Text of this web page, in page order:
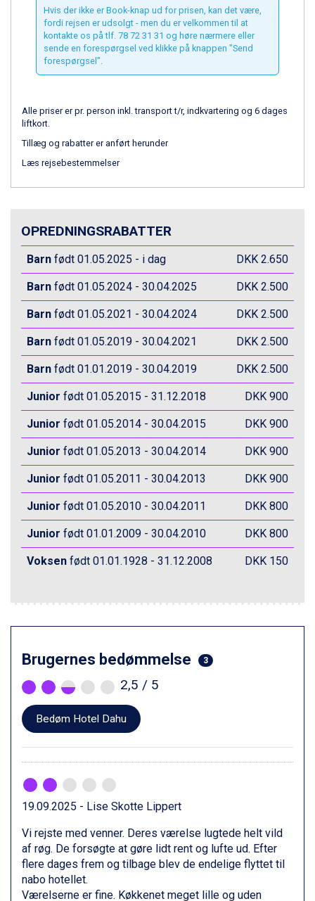
Wagrain fra DKK 4.645
Ischgl fra DKK 7.095
St. Anton fra DKK 7.245
Zell am See fra DKK 4.095
Livigno fra DKK 4.145
Bad Gastein fra DKK 4.195
Alleghe fra DKK 5.595
Sauze dOulx fra DKK 4.045
Arabba fra DKK 7.045
Cervinia fra DKK 5.295
Saalbach fra DKK 5.945
Sölden fra DKK 8.445
Bad Hofgastein fra DKK 5.495
Champoluc fra DKK 3.795
Sestriere fra DKK 4.395
Fieberbrunn fra DKK 6.145
Wagrain fra DKK 4.645
Ischgl fra DKK 7.095
St. Anton fra DKK 7.245
Zell am See fra DKK 4.095
Livigno fra DKK 4.145
Canazei fra DKK 4.745
Ponte di Legno fra DKK 4.745
Bad Gastein fra DKK 4.195
Alleghe fra DKK 5.595
Sauze dOulx fra DKK 4.045
Arabba fra DKK 7.045
La Thuile fra DKK 4.595
Val Thorens fra DKK 5.395
Passo Tonale fra DKK 3.795
Saalbach fra DKK 5.945
Sestriere fra DKK 4.395
Wagrain fra DKK 4.645
Ischgl fra DKK 7.095
St. Anton fra DKK 7.245
Zell am See fra DKK 4.095
Livigno fra DKK 4.145
Canazei fra DKK 4.745
Ponte di Legno fra DKK 4.745
Bad Gastein fra DKK 4.195
Alleghe fra DKK 5.595
Sauze dOulx fra DKK 4.045
Arabba fra DKK 7.045
La Thuile fra DKK 4.595
Cervinia fra DKK 5.295
Val Thorens fra DKK 5.395
Passo Tonale fra DKK 3.795
Saalbach fra DKK 5.945
Hvis der ikke er Book-knap ud for prisen, kan det være,
fordi rejsen er udsolgt - men du er velkommen til at
kontakte os på tlf. 78 72 31 31 og høre nærmere eller
sende en forespørgsel ved klikke på knappen "Send
forespørgsel".
Alle priser er pr. person inkl. transport t/r, indkvartering og 6 dages
liftkort.
Tillæg og rabatter er anført herunder
Læs rejsebestemmelser
OPREDNINGSRABATTER
Barn født 01.05.2025 - i dag DKK 2.650
Barn født 01.05.2024 - 30.04.2025 DKK 2.500
Barn født 01.05.2021 - 30.04.2024 DKK 2.500
Barn født 01.05.2019 - 30.04.2021 DKK 2.500
Barn født 01.01.2019 - 30.04.2019 DKK 2.500
Junior født 01.05.2015 - 31.12.2018 DKK 900
Junior født 01.05.2014 - 30.04.2015 DKK 900
Junior født 01.05.2013 - 30.04.2014 DKK 900
Junior født 01.05.2011 - 30.04.2013 DKK 900
Junior født 01.05.2010 - 30.04.2011 DKK 800
Junior født 01.01.2009 - 30.04.2010 DKK 800
Voksen født 01.01.1928 - 31.12.2008 DKK 150
Brugernes bedømmelse 3
2,5 / 5
Bedøm Hotel Dahu
19.09.2025 - Lise Skotte Lippert
Vi rejste med venner. Deres værelse lugtede helt vild
af røg. De forsøgte at gøre lidt rent og lufte ud. Efter
flere dages frem og tilbage blev de endelige flyttet til
nabo hotellet.
Værelserne er fine. Køkkenet meget lille og uden